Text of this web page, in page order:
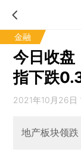
金融
今日收盘
指下跌
2021年10月26日
地产板块领